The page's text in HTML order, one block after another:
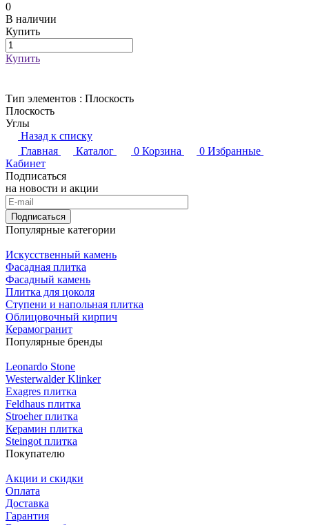
0
В наличии
Купить
Купить
Тип элементов : Плоскость
Плоскость
Углы
Назад к списку
Главная
Каталог 0 Корзина 0 Избранные
Кабинет
Подписаться
на новости и акции
Подписаться
Популярные категории
Искусственный камень
Фасадная плитка
Фасадный камень
Плитка для цоколя
Ступени и напольная плитка
Облицовочный кирпич
Керамогранит
Популярные бренды
Leonardo Stone
Westerwalder Klinker
Exagres плитка
Feldhaus плитка
Stroeher плитка
Керамин плитка
Steingot плитка
Покупателю
Акции и скидки
Оплата
Доставка
Гарантия